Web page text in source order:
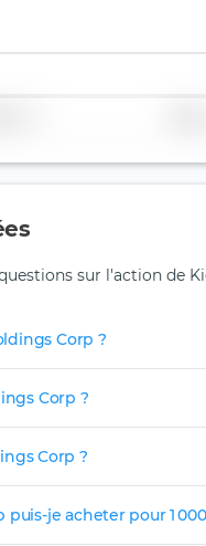
sur l'action de
Corp ?
Corp ?
Corp ?
je acheter pour 1